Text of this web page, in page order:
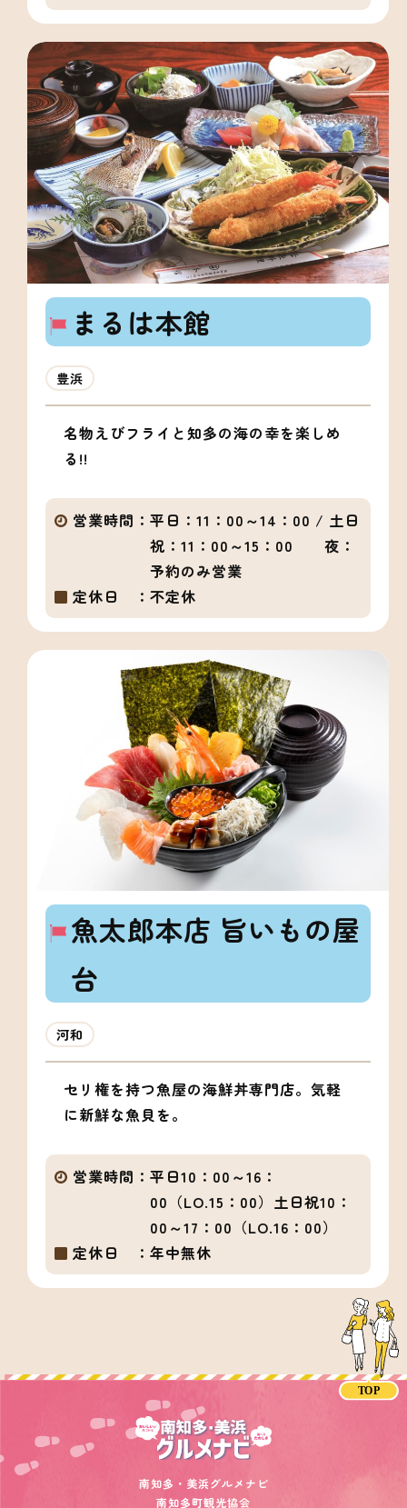
魚太郎本店 旨いもの屋
台
河和
セリ権を持つ魚屋の海鮮丼専門店。気軽
に新鮮な魚貝を。
営業時間： 平日10：00～16：
00（LO.15：00）土日祝10：
00～17：00（LO.16：00）
定休日 ： 年中無休
まるは本館
豊浜
名物えびフライと知多の海の幸を楽しめ
る!!
営業時間： 平日：11：00～14：00 / 土日
祝：11：00～15：00 夜：
予約のみ営業
定休日 ： 不定休
南知多・美浜グルメナビ
南知多町観光協会